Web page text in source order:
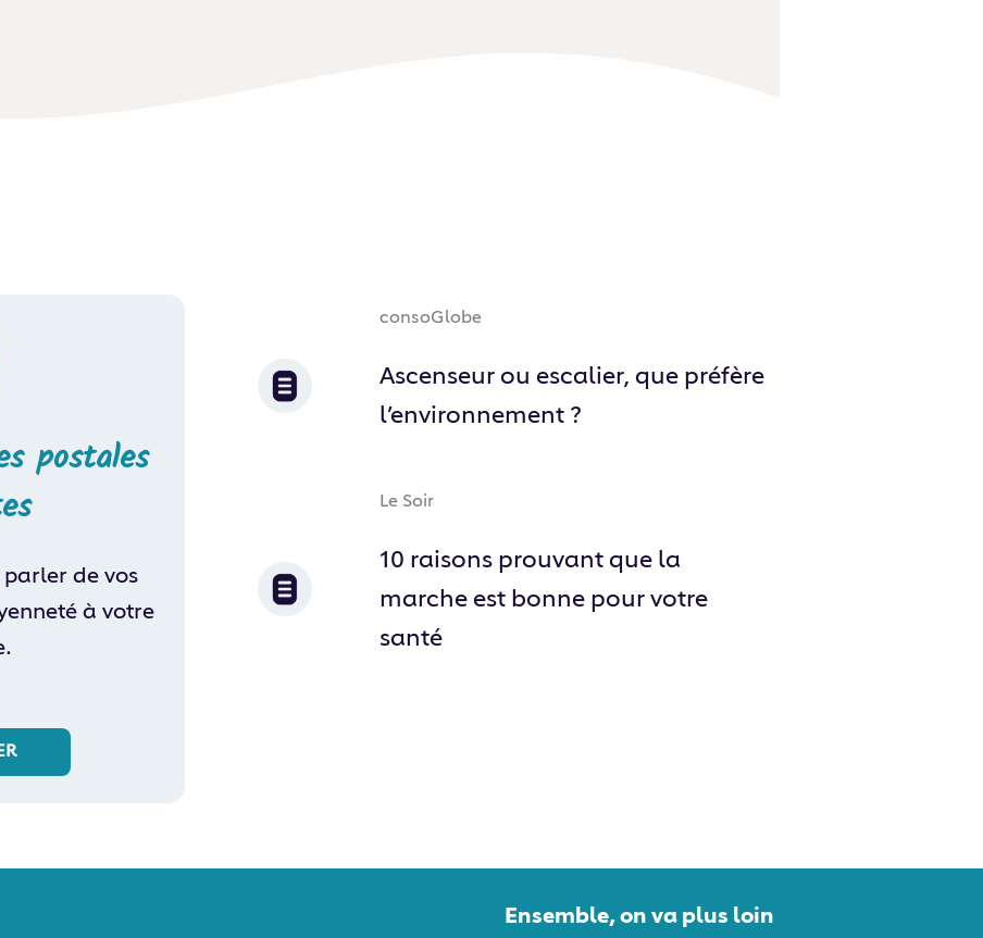
postales
de vos
à votre
consoGlobe
Ascenseur ou escalier, que préfère
l’environnement ?
Le Soir
10 raisons prouvant que la
marche est bonne pour votre
santé
Ensemble, on va plus loin